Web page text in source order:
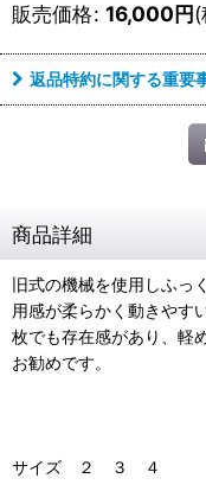
販売価格: 16,000円(
返品特約に関する重要
商品詳細
旧式の機械を使用しふっ
用感が柔らかく動きやす
枚でも存在感があり、軽
お勧めです。
サイズ ２ ３ ４